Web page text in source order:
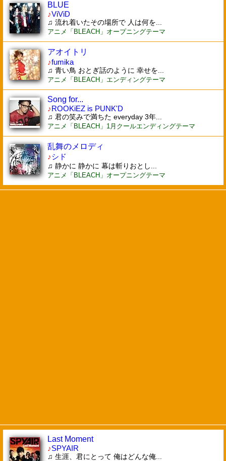
BLUE
♪ViViD
♫ 流れ着いたその場所で 人は何を...
アニメ「BLEACH」オープニングテーマ
アオイトリ
♪fumika
♫ 青い鳥 おとぎ話のように 幸せを...
アニメ「BLEACH」エンディングテーマ
Song for...
♪ROOKiEZ is PUNK'D
♫ 君の笑みで満ちた everyday 3年...
アニメ「BLEACH」1月クールエンディングテーマ
乱舞のメロディ
♪シド
♫ 静かに 静かに 幕は斬りおとし...
アニメ「BLEACH」オープニングテーマ
Last Moment
♪SPYAIR
♫ 生涯、君にとって 俺はどんな俺...